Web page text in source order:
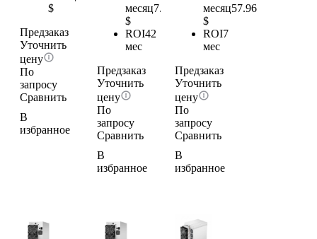
$
Предзаказ
Уточнить
цену
По
запросу
Сравнить
В
избранное
месяц7.73
$
ROI42
мес
Предзаказ
Уточнить
цену
По
запросу
Сравнить
В
избранное
месяц57.96
$
ROI7
мес
Предзаказ
Уточнить
цену
По
запросу
Сравнить
В
избранное